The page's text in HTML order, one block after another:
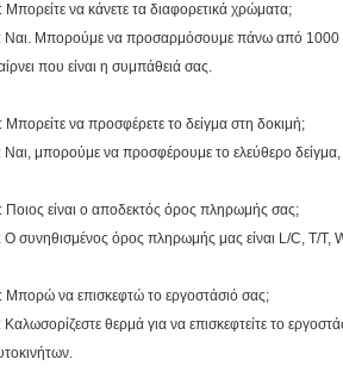
Μπορείτε να κάνετε τα διαφορετικά χρώματα;
Ναι. Μπορούμε να προσαρμόσουμε πάνω από 1000
που είναι η συμπάθειά σας.
Μπορείτε να προσφέρετε το δείγμα στη δοκιμή;
Ναι, μπορούμε να προσφέρουμε το ελεύθερο
Ποιος είναι ο αποδεκτός όρος πληρωμής σας;
Ο συνηθισμένος όρος πληρωμής μας είναι L/C, T/T,
Μπορώ να επισκεφτώ το εργοστάσιό σας;
Καλωσορίζεστε θερμά για να επισκεφτείτε το